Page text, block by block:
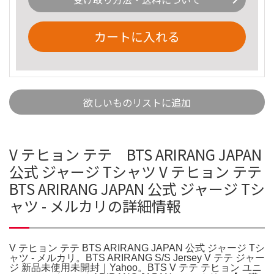
カートに入れる
欲しいものリストに追加
V テヒョン テテ BTS ARIRANG JAPAN
公式 ジャージ Tシャツ V テヒョン テテ
BTS ARIRANG JAPAN 公式 ジャージ Tシ
ャツ - メルカリの詳細情報
V テヒョン テテ BTS ARIRANG JAPAN 公式 ジャージ Tシ
ャツ - メルカリ。BTS ARIRANG S/S Jersey V テテ ジャー
ジ 新品未使用未開封｜Yahoo。BTS V テテ テヒョン ユニ